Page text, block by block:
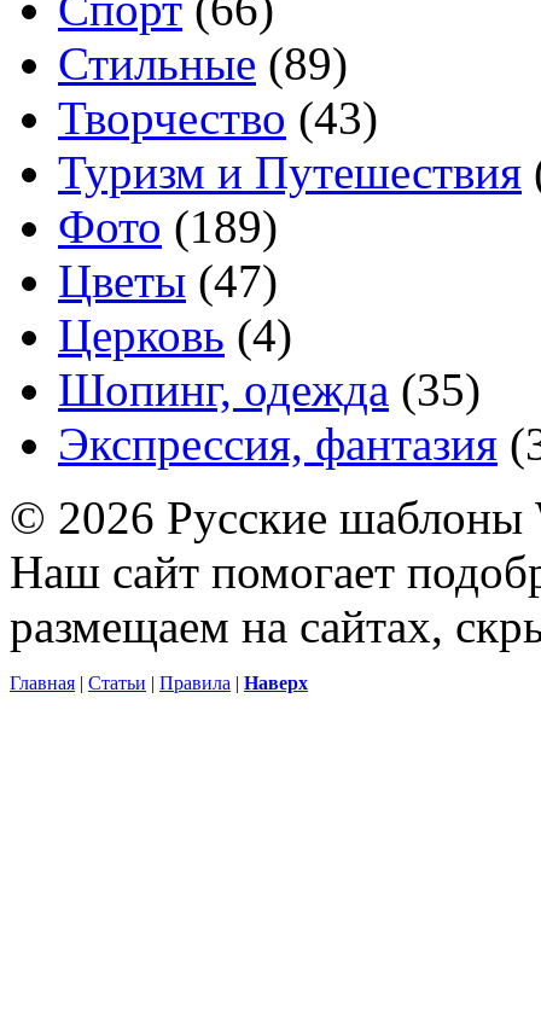
Стильные (89)
Творчество (43)
Туризм и Путешествия
Фото (189)
Цветы (47)
Церковь (4)
Шопинг, одежда (35)
Экспрессия, фантазия
© 2026 Русские шаблоны
Наш сайт помогает
размещаем на сайтах,
Главная | Статьи | Правила | Наверх